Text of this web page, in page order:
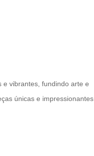
e vibrantes, fundindo arte e
únicas e impressionantes